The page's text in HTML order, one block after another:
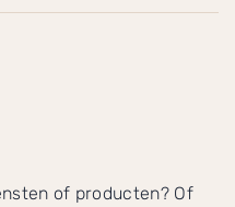
of producten? Of